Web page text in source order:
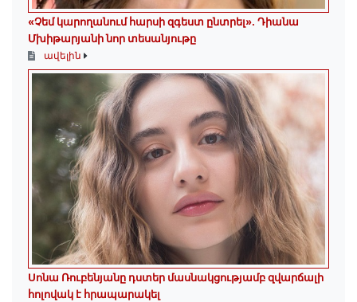
«Չեմ կարողանում հարսի զգեստ ընտրել». Դիանա
Մխիթարյանի նոր տեսանյութը
ավելին
Սոնա Ռուբենյանը դստեր մասնակցությամբ զվարճալի
հոլովակ է հրապարակել